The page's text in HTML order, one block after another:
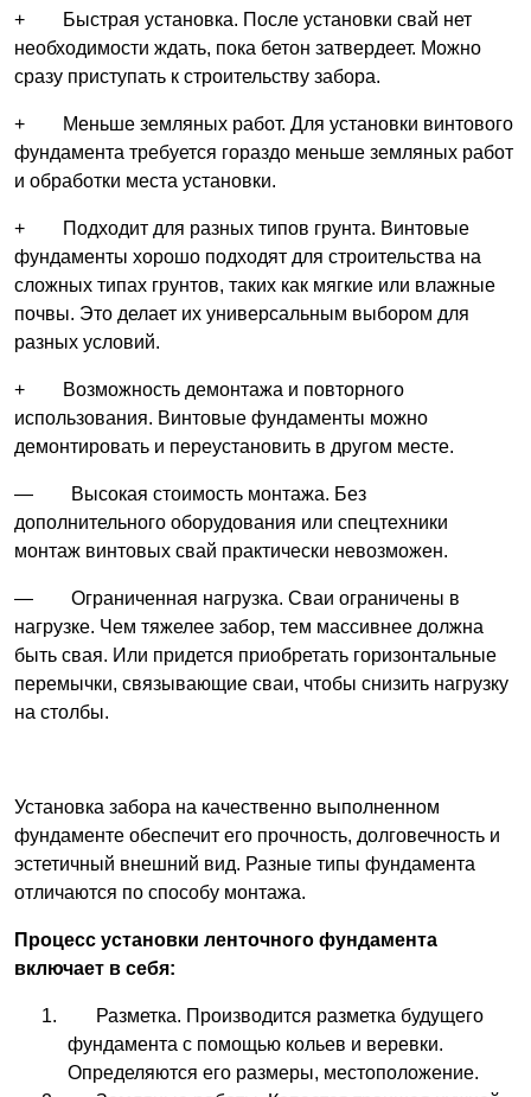
+ Быстрая установка. После установки свай нет
необходимости ждать, пока бетон затвердеет. Можно
сразу приступать к строительству забора.
+ Меньше земляных работ. Для установки винтового
фундамента требуется гораздо меньше земляных работ
и обработки места установки.
+ Подходит для разных типов грунта. Винтовые
фундаменты хорошо подходят для строительства на
сложных типах грунтов, таких как мягкие или влажные
почвы. Это делает их универсальным выбором для
разных условий.
+ Возможность демонтажа и повторного
использования. Винтовые фундаменты можно
демонтировать и переустановить в другом месте.
— Высокая стоимость монтажа. Без
дополнительного оборудования или спецтехники
монтаж винтовых свай практически невозможен.
— Ограниченная нагрузка. Сваи ограничены в
нагрузке. Чем тяжелее забор, тем массивнее должна
быть свая. Или придется приобретать горизонтальные
перемычки, связывающие сваи, чтобы снизить нагрузку
на столбы.
Установка забора на качественно выполненном
фундаменте обеспечит его прочность, долговечность и
эстетичный внешний вид. Разные типы фундамента
отличаются по способу монтажа.
Процесс установки ленточного фундамента
включает в себя:
Разметка. Производится разметка будущего
фундамента с помощью кольев и веревки.
Определяются его размеры, местоположение.